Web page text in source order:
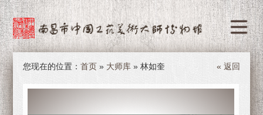
您现在的位置： 首页» 大师库» 林如奎 « 返回